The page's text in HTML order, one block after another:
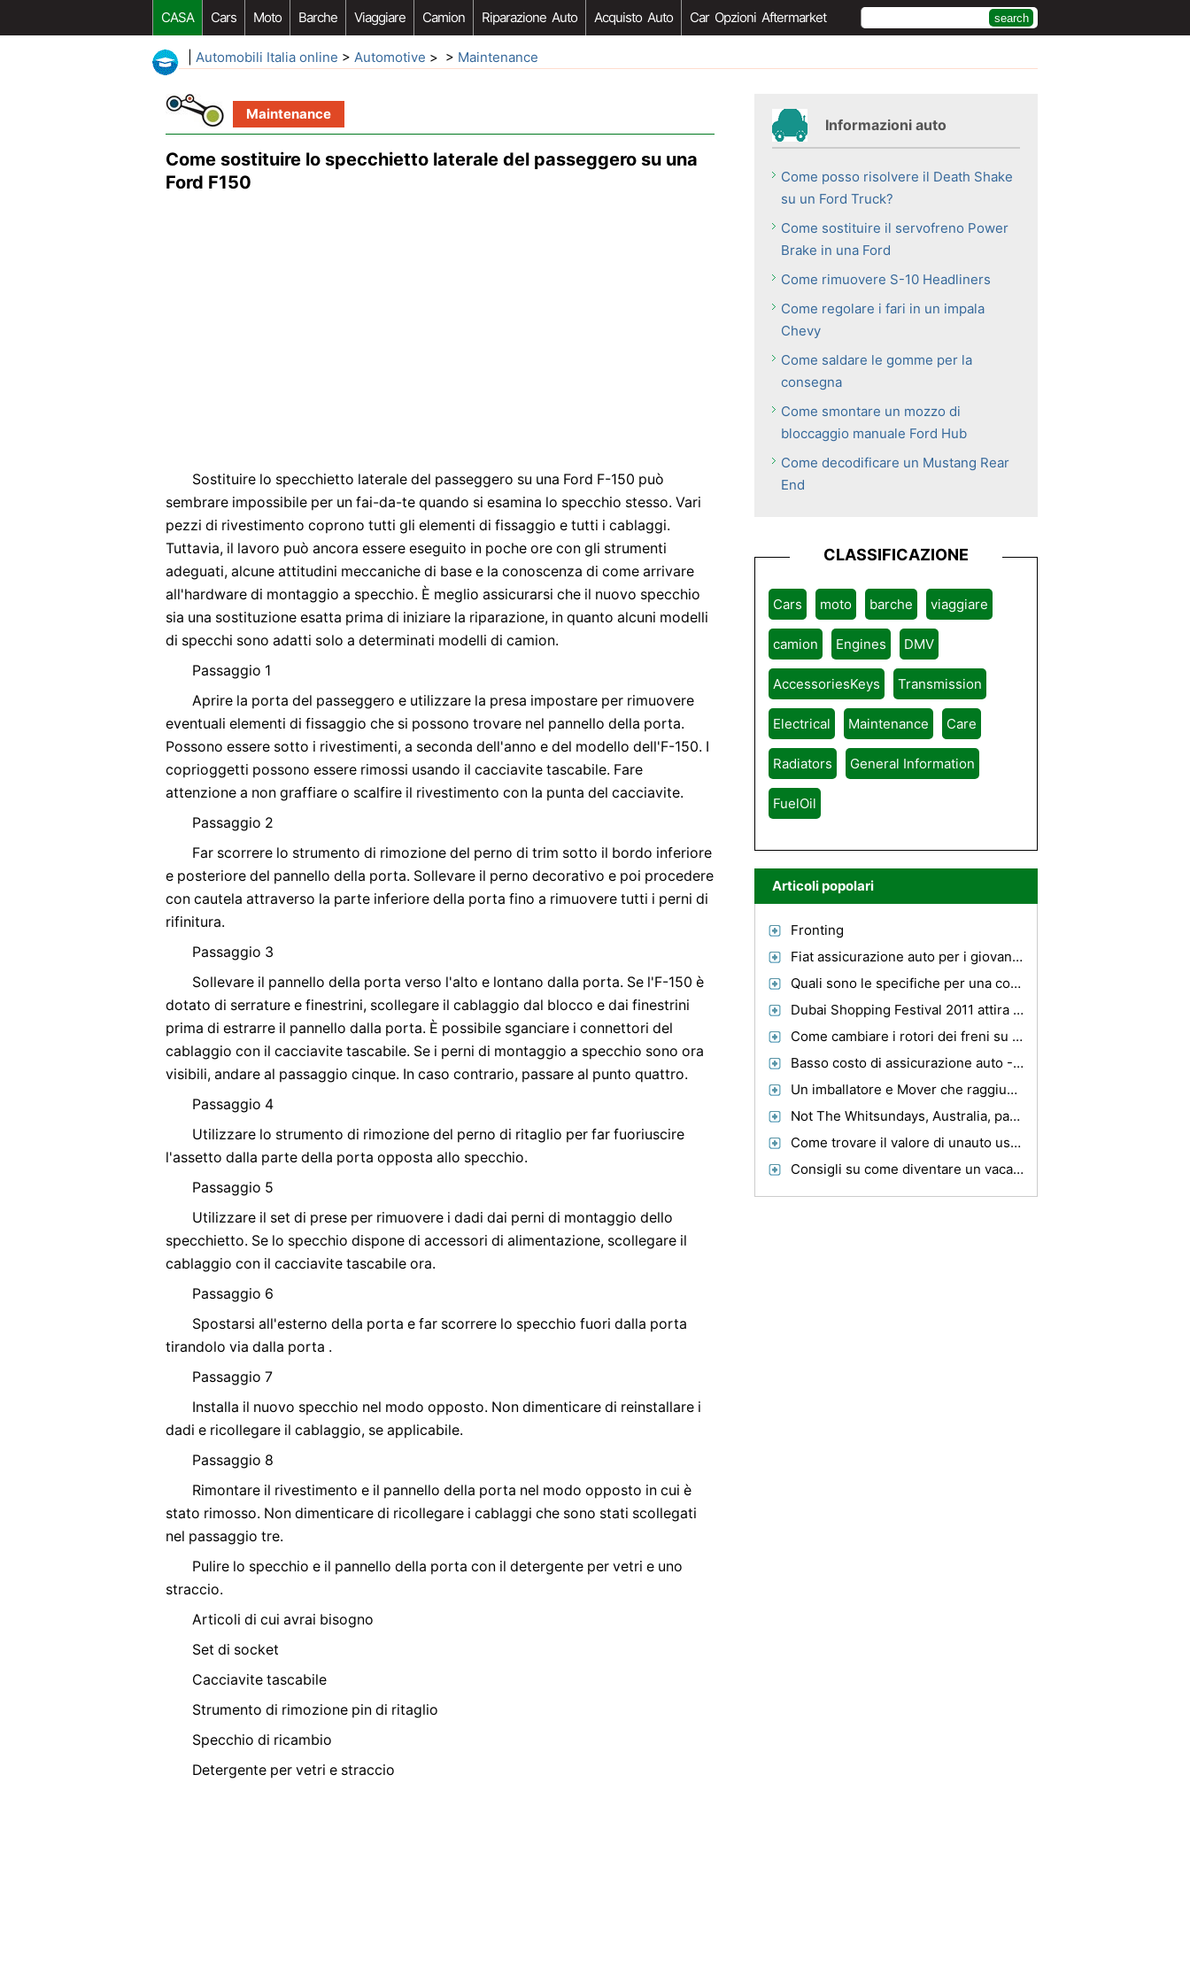
CASA Cars Moto Barche Viaggiare Camion Riparazione Auto Acquisto Auto Car Opzioni Aftermarket
Automobili Italia online > Automotive > > Maintenance
Maintenance
Come sostituire lo specchietto laterale del passeggero su una
Ford F150
Sostituire lo specchietto laterale del passeggero su una Ford F-150 può
sembrare impossibile per un fai-da-te quando si esamina lo specchio stesso. Vari
pezzi di rivestimento coprono tutti gli elementi di fissaggio e tutti i cablaggi.
Tuttavia, il lavoro può ancora essere eseguito in poche ore con gli strumenti
adeguati, alcune attitudini meccaniche di base e la conoscenza di come arrivare
all'hardware di montaggio a specchio. È meglio assicurarsi che il nuovo specchio
sia una sostituzione esatta prima di iniziare la riparazione, in quanto alcuni modelli
di specchi sono adatti solo a determinati modelli di camion.
Passaggio 1
Aprire la porta del passeggero e utilizzare la presa impostare per rimuovere
eventuali elementi di fissaggio che si possono trovare nel pannello della porta.
Possono essere sotto i rivestimenti, a seconda dell'anno e del modello dell'F-150. I
coprioggetti possono essere rimossi usando il cacciavite tascabile. Fare
attenzione a non graffiare o scalfire il rivestimento con la punta del cacciavite.
Passaggio 2
Far scorrere lo strumento di rimozione del perno di trim sotto il bordo inferiore
e posteriore del pannello della porta. Sollevare il perno decorativo e poi procedere
con cautela attraverso la parte inferiore della porta fino a rimuovere tutti i perni di
rifinitura.
Passaggio 3
Sollevare il pannello della porta verso l'alto e lontano dalla porta. Se l'F-150 è
dotato di serrature e finestrini, scollegare il cablaggio dal blocco e dai finestrini
prima di estrarre il pannello dalla porta. È possibile sganciare i connettori del
cablaggio con il cacciavite tascabile. Se i perni di montaggio a specchio sono ora
visibili, andare al passaggio cinque. In caso contrario, passare al punto quattro.
Passaggio 4
Utilizzare lo strumento di rimozione del perno di ritaglio per far fuoriuscire
l'assetto dalla parte della porta opposta allo specchio.
Passaggio 5
Utilizzare il set di prese per rimuovere i dadi dai perni di montaggio dello
specchietto. Se lo specchio dispone di accessori di alimentazione, scollegare il
cablaggio con il cacciavite tascabile ora.
Passaggio 6
Spostarsi all'esterno della porta e far scorrere lo specchio fuori dalla porta
tirandolo via dalla porta .
Passaggio 7
Installa il nuovo specchio nel modo opposto. Non dimenticare di reinstallare i
dadi e ricollegare il cablaggio, se applicabile.
Passaggio 8
Rimontare il rivestimento e il pannello della porta nel modo opposto in cui è
stato rimosso. Non dimenticare di ricollegare i cablaggi che sono stati scollegati
nel passaggio tre.
Pulire lo specchio e il pannello della porta con il detergente per vetri e uno
straccio.
Articoli di cui avrai bisogno
Set di socket
Cacciavite tascabile
Strumento di rimozione pin di ritaglio
Specchio di ricambio
Detergente per vetri e straccio
Informazioni auto
Come posso risolvere il Death Shake
su un Ford Truck?
Come sostituire il servofreno Power
Brake in una Ford
Come rimuovere S-10 Headliners
Come regolare i fari in un impala
Chevy
Come saldare le gomme per la
consegna
Come smontare un mozzo di
bloccaggio manuale Ford Hub
Come decodificare un Mustang Rear
End
CLASSIFICAZIONE
Cars moto barche viaggiare
camion Engines DMV
AccessoriesKeys Transmission
Electrical Maintenance Care
Radiators General Information
FuelOil
Articoli popolari
Fronting
Fiat assicurazione auto per i giovani-che modo i giovani salvare dalla realtà
Quali sono le specifiche per una coppia Harley 1340?
Dubai Shopping Festival 2011 attira Voli a Dubai!
Come cambiare i rotori dei freni su un F-150
Basso costo di assicurazione auto - Get it Now
Un imballatore e Mover che raggiunge ogni angolo di India
Not The Whitsundays, Australia, parte 3
Come trovare il valore di unauto usata più vecchia
Consigli su come diventare un vacanza Rep